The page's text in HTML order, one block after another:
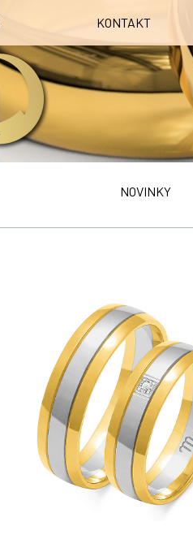
KONTAKT
NOVINKY